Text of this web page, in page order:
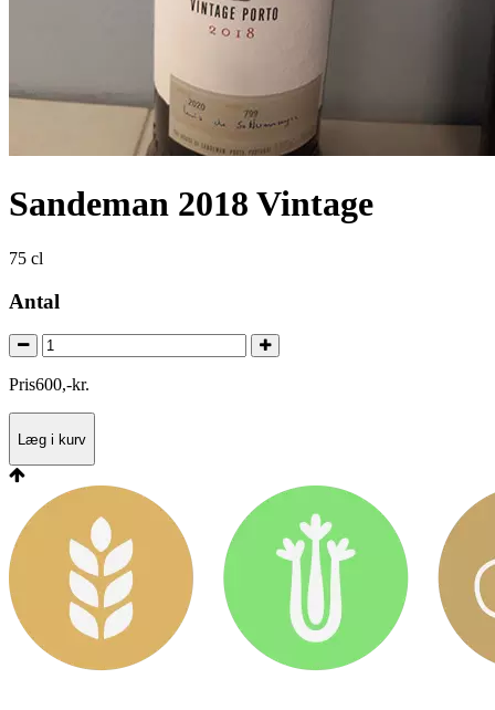
Sandeman 2018 Vintage
75 cl
Antal
Pris600,-kr.
Læg i kurv